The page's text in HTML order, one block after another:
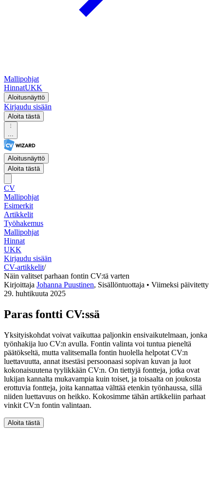
Mallipohjat
HinnatUKK
Aloitusnäyttö
Kirjaudu sisään
Aloita tästä
...
Aloitusnäyttö
Aloita tästä
CV
Mallipohjat
Esimerkit
Artikkelit
Työhakemus
Mallipohjat
Hinnat
UKK
Kirjaudu sisään
CV-artikkelit/
Näin valitset parhaan fontin CV:tä varten
Kirjoittaja Johanna Puustinen, Sisällöntuottaja • Viimeksi päivitetty
29. huhtikuuta 2025
Paras fontti CV:ssä
Yksityiskohdat voivat vaikuttaa paljonkin ensivaikutelmaan, jonka
työnhakija luo CV:n avulla. Fontin valinta voi tuntua pieneltä
päätökseltä, mutta valitsemalla fontin huolella helpotat CV:n
luettavuutta, annat itsestäsi persoonaasi sopivan kuvan ja luot
kokonaisuutena tyylikkään CV:n. On tiettyjä fontteja, jotka ovat
lukijan kannalta mukavampia kuin toiset, ja toisaalta on joukosta
erottuvia fontteja, joita kannattaa välttää etenkin työnhaussa, sillä
niiden luettavuus on heikko. Kokosimme tähän artikkeliin parhaat
vinkit CV:n fontin valintaan.
Aloita tästä